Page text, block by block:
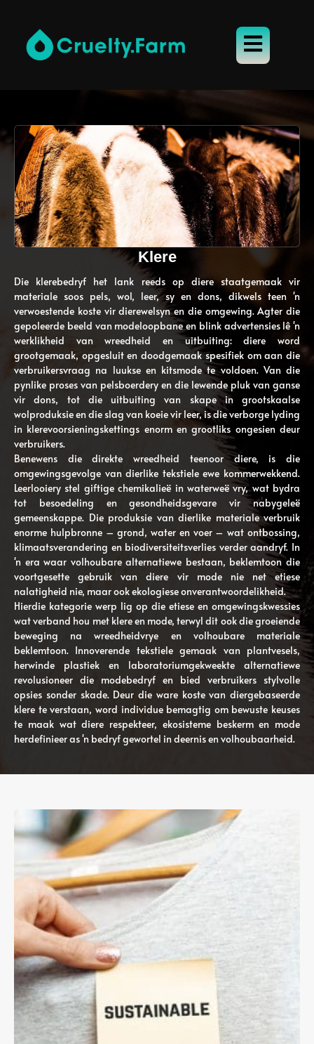
Klere
Die klerebedryf het lank reeds op diere staatgemaak vir
materiale soos pels, wol, leer, sy en dons, dikwels teen 'n
verwoestende koste vir dierewelsyn en die omgewing. Agter die
gepoleerde beeld van modeloopbane en blink advertensies lê 'n
werklikheid van wreedheid en uitbuiting: diere word
grootgemaak, opgesluit en doodgemaak spesifiek om aan die
verbruikersvraag na luukse en kitsmode te voldoen. Van die
pynlike proses van pelsboerdery en die lewende pluk van ganse
vir dons, tot die uitbuiting van skape in grootskaalse
wolproduksie en die slag van koeie vir leer, is die verborge lyding
in klerevoorsieningskettings enorm en grootliks ongesien deur
verbruikers.
Benewens die direkte wreedheid teenoor diere, is die
omgewingsgevolge van dierlike tekstiele ewe kommerwekkend.
Leerlooiery stel giftige chemikalieë in waterweë vry, wat bydra
tot besoedeling en gesondheidsgevare vir nabygeleë
gemeenskappe. Die produksie van dierlike materiale verbruik
enorme hulpbronne – grond, water en voer – wat ontbossing,
klimaatsverandering en biodiversiteitsverlies verder aandryf. In
'n era waar volhoubare alternatiewe bestaan, beklemtoon die
voortgesette gebruik van diere vir mode nie net etiese
nalatigheid nie, maar ook ekologiese onverantwoordelikheid.
Hierdie kategorie werp lig op die etiese en omgewingskwessies
wat verband hou met klere en mode, terwyl dit ook die groeiende
beweging na wreedheidvrye en volhoubare materiale
beklemtoon. Innoverende tekstiele gemaak van plantvesels,
herwinde plastiek en laboratoriumgekweekte alternatiewe
revolusioneer die modebedryf en bied verbruikers stylvolle
opsies sonder skade. Deur die ware koste van diergebaseerde
klere te verstaan, word individue bemagtig om bewuste keuses
te maak wat diere respekteer, ekosisteme beskerm en mode
herdefinieer as 'n bedryf gewortel in deernis en volhoubaarheid.